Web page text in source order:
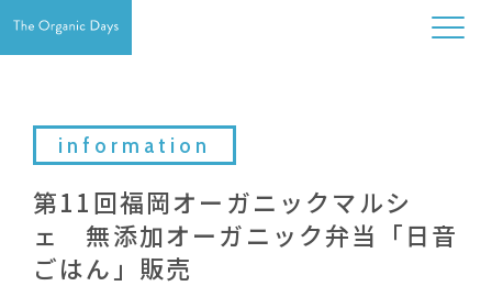
information
第11回福岡オーガニックマルシ
ェ 無添加オーガニック弁当「日音
ごはん」販売